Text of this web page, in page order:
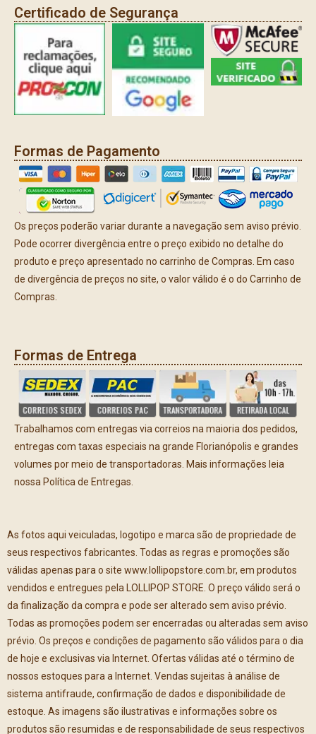
Certificado de Segurança
Formas de Pagamento
Os preços poderão variar durante a navegação sem aviso prévio.
Pode ocorrer divergência entre o preço exibido no detalhe do
produto e preço apresentado no carrinho de Compras. Em caso
de divergência de preços no site, o valor válido é o do Carrinho de
Compras.
Formas de Entrega
Trabalhamos com entregas via correios na maioria dos pedidos,
entregas com taxas especiais na grande Florianópolis e grandes
volumes por meio de transportadoras. Mais informações leia
nossa Política de Entregas.
As fotos aqui veiculadas, logotipo e marca são de propriedade de
seus respectivos fabricantes. Todas as regras e promoções são
válidas apenas para o site www.lollipopstore.com.br, em produtos
vendidos e entregues pela LOLLIPOP STORE. O preço válido será o
da finalização da compra e pode ser alterado sem aviso prévio.
Todas as promoções podem ser encerradas ou alteradas sem aviso
prévio. Os preços e condições de pagamento são válidos para o dia
de hoje e exclusivas via Internet. Ofertas válidas até o término de
nossos estoques para a Internet. Vendas sujeitas à análise de
sistema antifraude, confirmação de dados e disponibilidade de
estoque. As imagens são ilustrativas e informações sobre os
produtos são resumidas e de responsabilidade de seus respectivos